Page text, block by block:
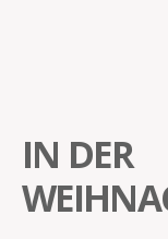
IN DER